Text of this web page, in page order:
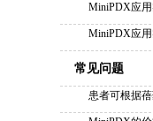
MiniPDX应
MiniPDX应
常见问题
患者可根据